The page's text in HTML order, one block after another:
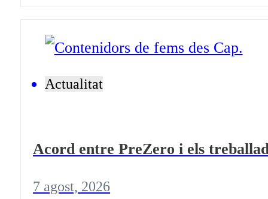
Actualitat
Acord entre PreZero i els
7 agost, 2026